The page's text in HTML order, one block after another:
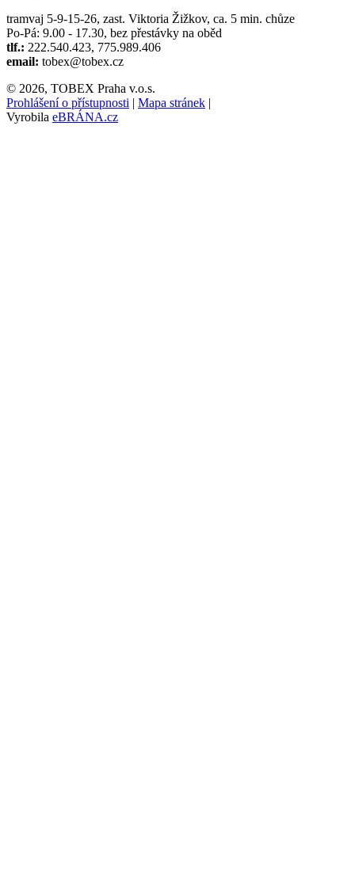
tramvaj 5-9-15-26, zast. Viktoria Žižkov, ca. 5 min. chůze
Po-Pá: 9.00 - 17.30, bez přestávky na oběd
tlf.: 222.540.423, 775.989.406
email: tobex@tobex.cz
© 2026, TOBEX Praha v.o.s.
Prohlášení o přístupnosti | Mapa stránek |
Vyrobila eBRÁNA.cz